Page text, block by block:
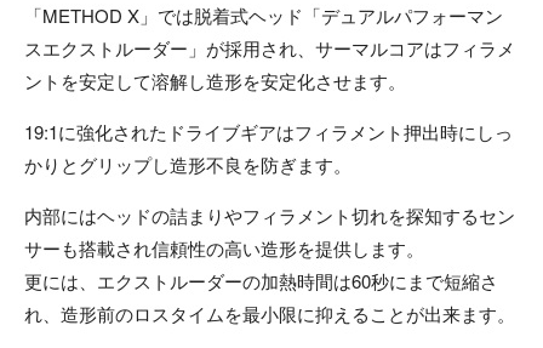
「METHOD X」では脱着式ヘッド「デュアルパフォーマン
スエクストルーダー」が採用され、サーマルコアはフィラメ
ントを安定して溶解し造形を安定化させます。
19:1に強化されたドライブギアはフィラメント押出時にしっ
かりとグリップし造形不良を防ぎます。
内部にはヘッドの詰まりやフィラメント切れを探知するセン
サーも搭載され信頼性の高い造形を提供します。
更には、エクストルーダーの加熱時間は60秒にまで短縮さ
れ、造形前のロスタイムを最小限に抑えることが出来ます。